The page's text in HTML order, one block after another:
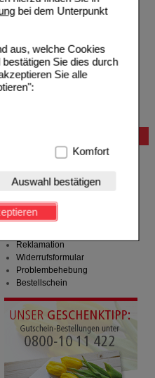
bei dem Unterpunkt
aus, welche Cookies
Sie dies durch
Sie alle
handelt es sich um
Navigation, Warenkorb,
nicht verzichtet
zu gestalten,
des
an bevorzugte
Inhalte
zu
lassen sich
Weise der Nutzung
Komfort
Auswahl bestätigen
Hilfe zur Anmeldung
Zahlungsmöglichkeiten
Freiumschläge anfordern
Freiumschläge downloaden
Reklamation
Widerrufsformular
Problembehebung
Bestellschein